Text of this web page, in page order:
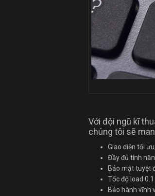
Với đội ngũ kĩ
chúng tôi sẽ
Giao diện tối
Đầy đủ tính
Bảo mật tuyệt
Tốc độ load 0.1
Bảo hành vĩnh